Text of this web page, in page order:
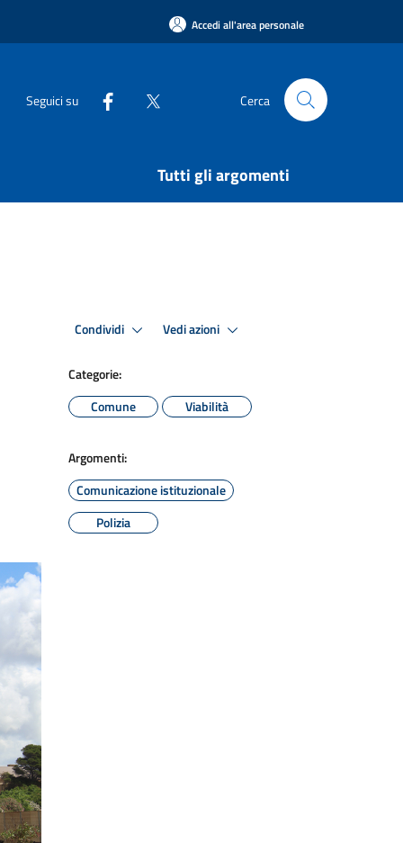
Accedi all'area personale
Seguici su Cerca
Tutti gli argomenti
Condividi Vedi azioni
Categorie:
Comune
Viabilità
Argomenti:
Comunicazione istituzionale
Polizia